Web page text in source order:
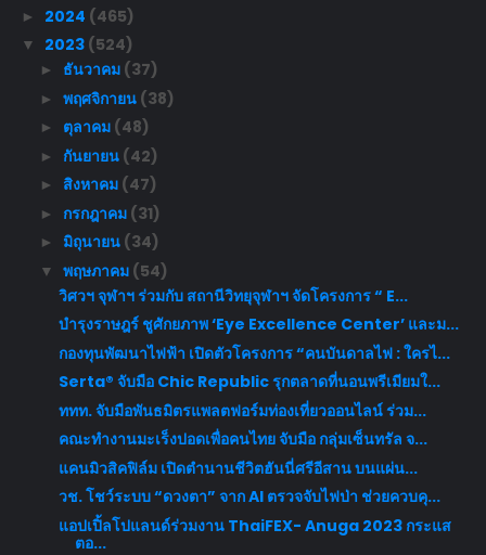
► 2024 (465)
▼ 2023 (524)
► ธันวาคม (37)
► พฤศจิกายน (38)
► ตุลาคม (48)
► กันยายน (42)
► สิงหาคม (47)
► กรกฎาคม (31)
► มิถุนายน (34)
▼ พฤษภาคม (54)
วิศวฯ จุฬาฯ ร่วมกับ สถานีวิทยุจุฬาฯ จัดโครงการ “ E...
บำรุงราษฎร์ ชูศักยภาพ ‘Eye Excellence Center’ และม...
กองทุนพัฒนาไฟฟ้า เปิดตัวโครงการ “คนบันดาลไฟ : ใครไ...
Serta® จับมือ Chic Republic รุกตลาดที่นอนพรีเมียมใ...
ททท. จับมือพันธมิตรแพลตฟอร์มท่องเที่ยวออนไลน์ ร่วม...
คณะทำงานมะเร็งปอดเพื่อคนไทย จับมือ กลุ่มเซ็นทรัล จ...
แคนมิวสิคฟิล์ม เปิดตำนานชีวิตฮันนี่ศรีอีสาน บนแผ่น...
วช. โชว์ระบบ “ดวงตา” จาก AI ตรวจจับไฟป่า ช่วยควบคุ...
แอปเปิ้ลโปแลนด์ร่วมงาน ThaiFEX- Anuga 2023 กระแส
ตอ...